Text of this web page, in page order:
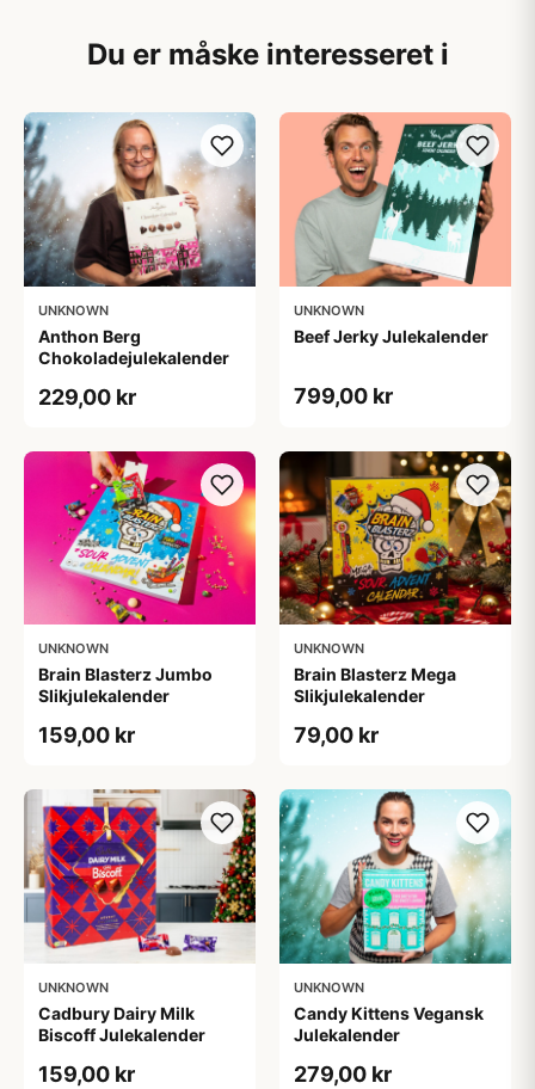
Du er måske interesseret i
UNKNOWN
Anthon Berg
Chokoladejulekalender
229,00 kr
UNKNOWN
Beef Jerky Julekalender
799,00 kr
UNKNOWN
Brain Blasterz Jumbo
Slikjulekalender
159,00 kr
UNKNOWN
Brain Blasterz Mega
Slikjulekalender
79,00 kr
UNKNOWN
Cadbury Dairy Milk
Biscoff Julekalender
159,00 kr
UNKNOWN
Candy Kittens Vegansk
Julekalender
279,00 kr